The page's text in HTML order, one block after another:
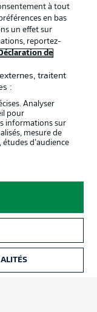
préférences
à tout
en bas
un effet sur
reportez-
Déclaration de
traitent
:
Analyser
pour
informations sur
mesure de
d’audience